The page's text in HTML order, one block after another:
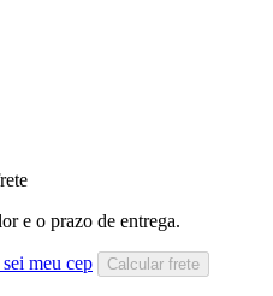
e o prazo de entrega.
meu cep Calcular frete